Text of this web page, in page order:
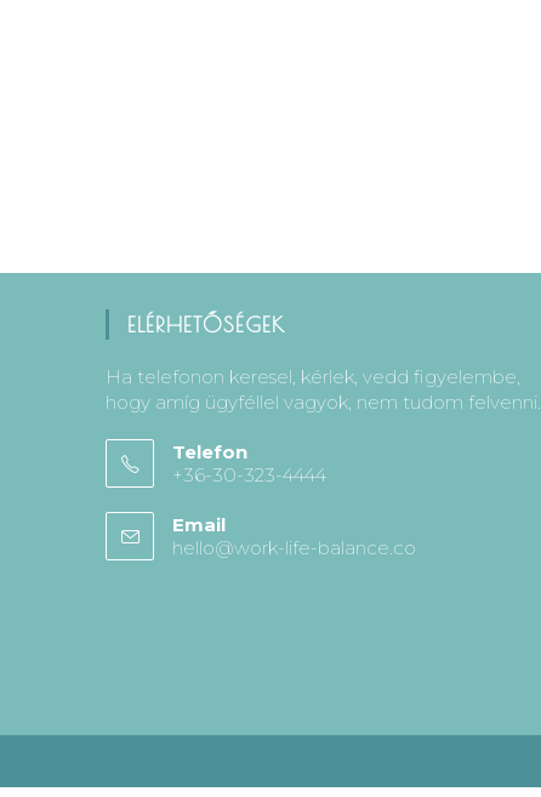
ELÉRHETŐSÉGEK
Ha telefonon keresel, kérlek, vedd figyelembe,
hogy amíg ügyféllel vagyok, nem tudom felvenni.
Telefon
+36-30-323-4444
Email
hello@work-life-balance.co